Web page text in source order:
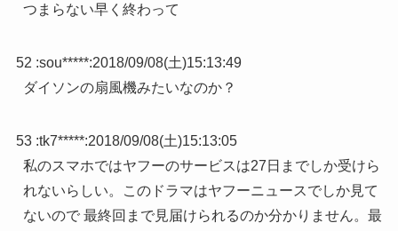
つまらない早く終わって
52 :sou*****:2018/09/08(土)15:13:49
ダイソンの扇風機みたいなのか？
53 :tk7*****:2018/09/08(土)15:13:05
私のスマホではヤフーのサービスは27日までしか受けら
れないらしい。このドラマはヤフーニュースでしか見て
ないので 最終回まで見届けられるのか分かりません。最